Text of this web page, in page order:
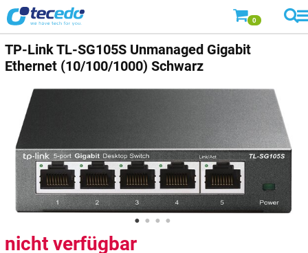
0
TP-Link TL-SG105S Unmanaged Gigabit
Ethernet (10/100/1000) Schwarz
nicht verfügbar